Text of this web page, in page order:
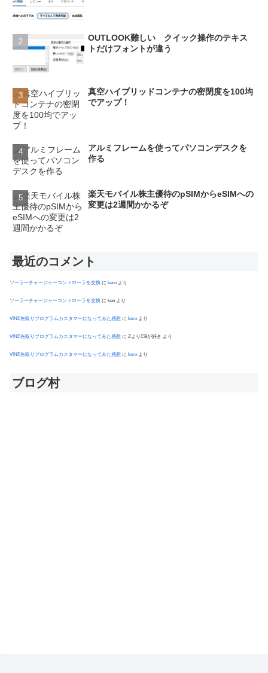
OUTLOOK難しい クイック操作のテキス
トだけフォントが違う
真空ハイブリッドコンテナの密閉度を100均
でアップ！
アルミフレームを使ってパソコンデスクを
作る
楽天モバイル株主優待のpSIMからeSIMへの
変更は2週間かかるぞ
最近のコメント
ソーラーチャージャーコントローラを交換 に kero より
ソーラーチャージャーコントローラを交換 に ken より
VINE先取りプログラムカスタマーになってみた感想 に kero より
VINE先取りプログラムカスタマーになってみた感想 に ZよりCBが好き より
VINE先取りプログラムカスタマーになってみた感想 に kero より
ブログ村